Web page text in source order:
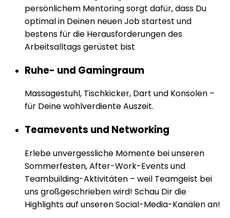
persönlichem Mentoring sorgt dafür, dass Du
optimal in Deinen neuen Job startest und
bestens für die Herausforderungen des
Arbeitsalltags gerüstet bist
Ruhe- und Gamingraum
Massagestuhl, Tischkicker, Dart und Konsolen –
für Deine wohlverdiente Auszeit.
Teamevents und Networking
Erlebe unvergessliche Momente bei unseren
Sommerfesten, After-Work-Events und
Teambuilding-Aktivitäten – weil Teamgeist bei
uns großgeschrieben wird! Schau Dir die
Highlights auf unseren Social-Media-Kanälen an!